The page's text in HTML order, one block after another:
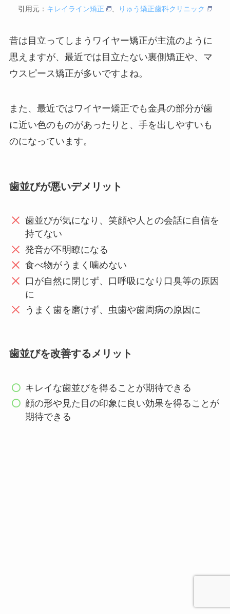
引用元： キレイライン矯正 りゅう矯正歯科クリニック
昔は目立ってしまうワイヤー矯正が主流のように
思えますが、最近では目立たない裏側矯正や、マ
ウスピース矯正が多いですよね。
また、最近ではワイヤー矯正でも金具の部分が歯
に近い色のものがあったりと、手を出しやすいも
のになっています。
歯並びが悪いデメリット
歯並びが気になり、笑顔や人との会話に自信を
持てない
発音が不明瞭になる
食べ物がうまく噛めない
口が自然に閉じず、口呼吸になり口臭等の原因
に
うまく歯を磨けず、虫歯や歯周病の原因に
歯並びを改善するメリット
キレイな歯並びを得ることが期待できる
顔の形や見た目の印象に良い効果を得ることが
期待できる